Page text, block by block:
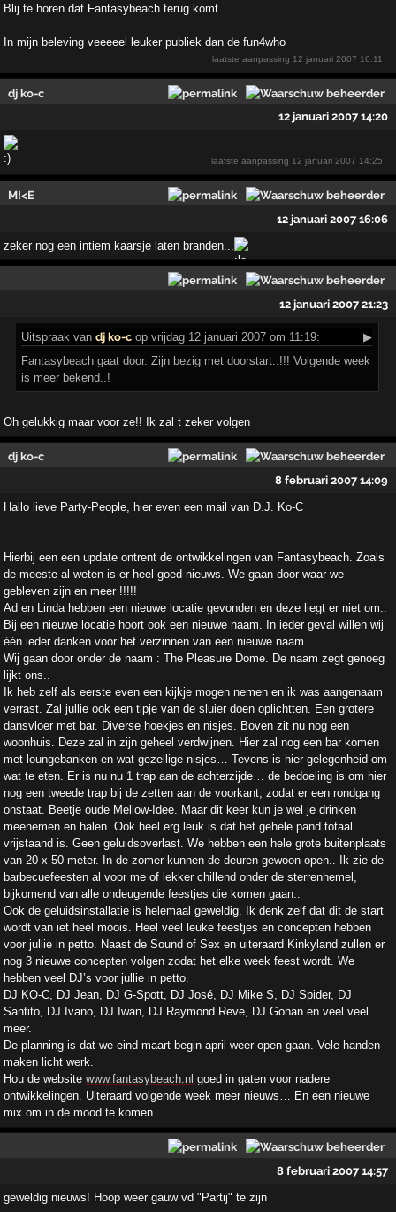
Blij te horen dat Fantasybeach terug komt.
In mijn beleving veeeeel leuker publiek dan de fun4who
laatste aanpassing 12 januari 2007 16:11
dj ko-c
12 januari 2007 14:20
laatste aanpassing 12 januari 2007 14:25
M!<E
12 januari 2007 16:06
zeker nog een intiem kaarsje laten branden...
12 januari 2007 21:23
Uitspraak vandj ko-c op vrijdag 12 januari 2007 om 11:19:
▶
Fantasybeach gaat door. Zijn bezig met doorstart..!!! Volgende week
is meer bekend..!
Oh gelukkig maar voor ze!! Ik zal t zeker volgen
dj ko-c
8 februari 2007 14:09
Hallo lieve Party-People, hier even een mail van D.J. Ko-C
Hierbij een een update ontrent de ontwikkelingen van Fantasybeach. Zoals
de meeste al weten is er heel goed nieuws. We gaan door waar we
gebleven zijn en meer !!!!!
Ad en Linda hebben een nieuwe locatie gevonden en deze liegt er niet om..
Bij een nieuwe locatie hoort ook een nieuwe naam. In ieder geval willen wij
één ieder danken voor het verzinnen van een nieuwe naam.
Wij gaan door onder de naam : The Pleasure Dome. De naam zegt genoeg
lijkt ons..
Ik heb zelf als eerste even een kijkje mogen nemen en ik was aangenaam
verrast. Zal jullie ook een tipje van de sluier doen oplichtten. Een grotere
dansvloer met bar. Diverse hoekjes en nisjes. Boven zit nu nog een
woonhuis. Deze zal in zijn geheel verdwijnen. Hier zal nog een bar komen
met loungebanken en wat gezellige nisjes… Tevens is hier gelegenheid om
wat te eten. Er is nu nu 1 trap aan de achterzijde… de bedoeling is om hier
nog een tweede trap bij de zetten aan de voorkant, zodat er een rondgang
onstaat. Beetje oude Mellow-Idee. Maar dit keer kun je wel je drinken
meenemen en halen. Ook heel erg leuk is dat het gehele pand totaal
vrijstaand is. Geen geluidsoverlast. We hebben een hele grote buitenplaats
van 20 x 50 meter. In de zomer kunnen de deuren gewoon open.. Ik zie de
barbecuefeesten al voor me of lekker chillend onder de sterrenhemel,
bijkomend van alle ondeugende feestjes die komen gaan..
Ook de geluidsinstallatie is helemaal geweldig. Ik denk zelf dat dit de start
wordt van iet heel moois. Heel veel leuke feestjes en concepten hebben
voor jullie in petto. Naast de Sound of Sex en uiteraard Kinkyland zullen er
nog 3 nieuwe concepten volgen zodat het elke week feest wordt. We
hebben veel DJ’s voor jullie in petto.
DJ KO-C, DJ Jean, DJ G-Spott, DJ José, DJ Mike S, DJ Spider, DJ
Santito, DJ Ivano, DJ Iwan, DJ Raymond Reve, DJ Gohan en veel veel
meer.
De planning is dat we eind maart begin april weer open gaan. Vele handen
maken licht werk.
Hou de website www.fantasybeach.nl goed in gaten voor nadere
ontwikkelingen. Uiteraard volgende week meer nieuws… En een nieuwe
mix om in de mood te komen….
8 februari 2007 14:57
geweldig nieuws! Hoop weer gauw vd "Partij" te zijn